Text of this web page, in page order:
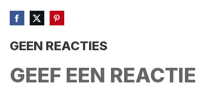
GEEN REACTIES
GEEF EEN REACTIE